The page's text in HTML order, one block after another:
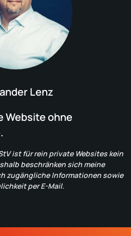
Lenz
Website ohne
ist für rein private Websites kein
beschränken sich meine
zugängliche Informationen sowie
per E-Mail.